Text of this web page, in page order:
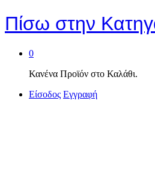
Πίσω στην
0
Κανένα Προϊόν στο Καλάθι.
Είσοδος Εγγραφή